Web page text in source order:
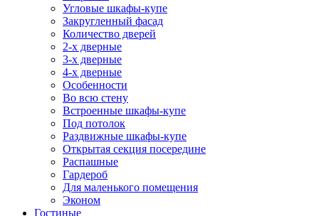
Угловые шкафы-купе
Закругленный фасад
Количество дверей
2-х дверные
3-х дверные
4-х дверные
Особенности
Во всю стену
Встроенные шкафы-купе
Под потолок
Раздвижные шкафы-купе
Открытая секция посередине
Распашные
Гардероб
Для маленького помещения
Эконом
Гостиные